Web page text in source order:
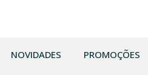
NOVIDADES PROMOÇÕES